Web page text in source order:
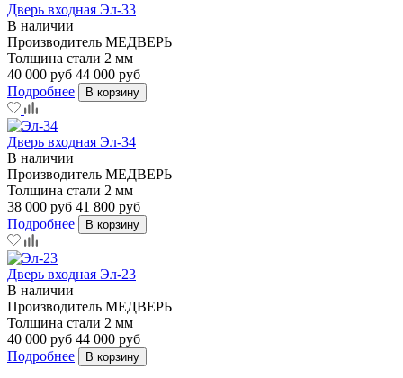
Дверь входная Эл-33
В наличии
Производитель МЕДВЕРЬ
Толщина стали 2 мм
40 000 руб 44 000 руб
Подробнее
В корзину
Дверь входная Эл-34
В наличии
Производитель МЕДВЕРЬ
Толщина стали 2 мм
38 000 руб 41 800 руб
Подробнее
В корзину
Дверь входная Эл-23
В наличии
Производитель МЕДВЕРЬ
Толщина стали 2 мм
40 000 руб 44 000 руб
Подробнее
В корзину